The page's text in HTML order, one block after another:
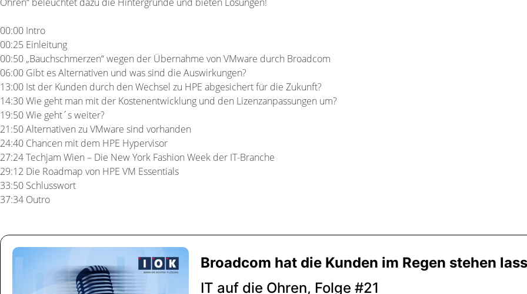
00:00 Intro
00:25 Einleitung
00:50 „Bauchschmerzen“ wegen der Übernahme von VMware durch Broadcom
06:00 Gibt es Alternativen und was sind die Auswirkungen?
13:00 Ist der Kunden durch den Wechsel zu HPE abgesichert für die Zukunft?
14:30 Wie geht man mit der Kostenentwicklung und den Lizenzanpassungen um?
19:50 Wie geht´s weiter?
21:50 Alternativen zu VMware sind vorhanden
24:40 Chancen mit dem HPE Hypervisor
27:24 Techjam Wien – Die New York Fashion Week der IT-Branche
29:12 Die Roadmap von HPE VM Essentials
33:50 Schlusswort
37:34 Outro